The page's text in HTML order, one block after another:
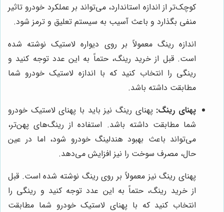
کوچک‌تر از اندازه استاندارد، می‌تواند بر عملکرد خودرو تاثیر
منفی بگذارد و باعث آسیب به سیستم تعلیق و ترمز شود.
اندازه رینگ معمولاً بر روی دیواره لاستیک نوشته شده
است. قبل از خرید رینگ، حتماً به این عدد توجه کنید و
رینگی را انتخاب کنید که با اندازه لاستیک خودرو شما
مطابقت داشته باشد.
پهنای رینگ: پهنای رینگ نیز باید با پهنای لاستیک خودرو
شما مطابقت داشته باشد. استفاده از رینگ‌های پهن‌تر،
می‌تواند باعث بهبود هندلینگ خودرو شود، اما در عین
حال، مصرف سوخت را نیز افزایش می‌دهد.
پهنای رینگ نیز معمولاً بر روی رینگ نوشته شده است. قبل
از خرید رینگ، حتماً به این عدد توجه کنید و رینگی را
انتخاب کنید که با پهنای لاستیک خودرو شما مطابقت